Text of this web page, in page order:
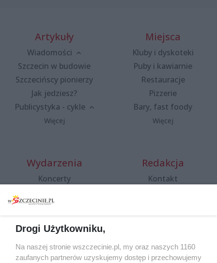
Artykuły
Wiadomości
Szczecin w budowie
Szczecińscy pionierzy
Jak jedziesz?
Publicystyka - cykle
Więcej
Miejsca
Kluby i dyskoteki
Puby i kawiarnie
Restauracje
Pizzerie
Bary, fast foody
Więcej
Wydarzenia
Koncerty
Spacery i oprowadzania
targi
Wernisaże
Więcej
Redakcja
Kontakt
Specjalny koncert z okazji
20. urodzin portalu
Drogi Użytkowniku,
Na naszej stronie wszczecinie.pl, my oraz naszych 1160
zaufanych partnerów uzyskujemy dostęp i przechowujemy